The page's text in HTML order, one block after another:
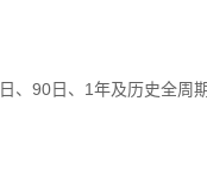
、90日、1年及历史全周